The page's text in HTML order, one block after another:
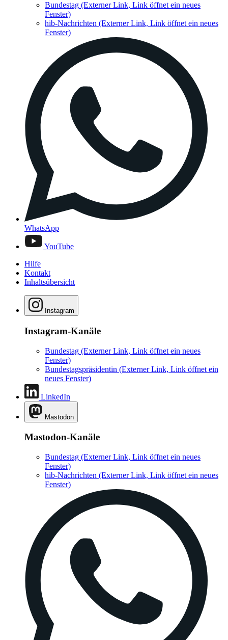
Bundestag (Externer Link, Link öffnet ein neues
Fenster)
hib-Nachrichten (Externer Link, Link öffnet ein neues
Fenster)
WhatsApp
YouTube
Hilfe
Kontakt
Inhaltsübersicht
Instagram
Instagram-Kanäle
Bundestag (Externer Link, Link öffnet ein neues
Fenster)
Bundestagspräsidentin (Externer Link, Link öffnet ein
neues Fenster)
LinkedIn
Mastodon
Mastodon-Kanäle
Bundestag (Externer Link, Link öffnet ein neues
Fenster)
hib-Nachrichten (Externer Link, Link öffnet ein neues
Fenster)